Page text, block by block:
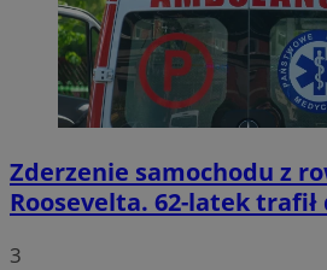
Zderzenie samochodu z
Roosevelta. 62-latek
3